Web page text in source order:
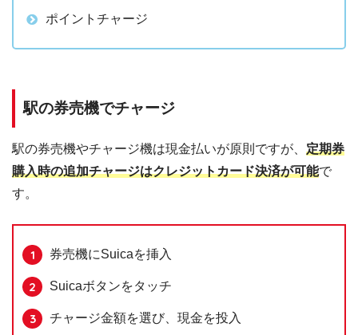
ポイントチャージ
駅の券売機でチャージ
駅の券売機やチャージ機は現金払いが原則ですが、 定期券
購入時の追加チャージはクレジットカード決済が可能で
す。
券売機にSuicaを挿入
Suicaボタンをタッチ
チャージ金額を選び、現金を投入